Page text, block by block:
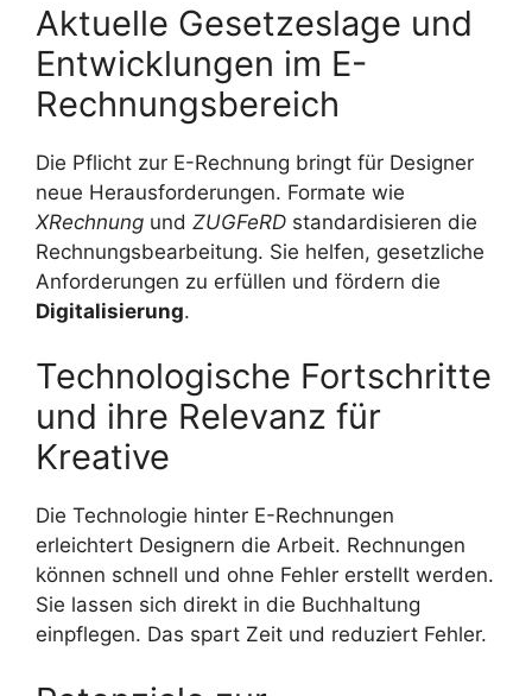
Aktuelle Gesetzeslage und
Entwicklungen im E-
Rechnungsbereich
Die Pflicht zur E-Rechnung bringt für Designer
neue Herausforderungen. Formate wie
XRechnung und ZUGFeRD standardisieren die
Rechnungsbearbeitung. Sie helfen, gesetzliche
Anforderungen zu erfüllen und fördern die
Digitalisierung.
Technologische Fortschritte
und ihre Relevanz für
Kreative
Die Technologie hinter E-Rechnungen
erleichtert Designern die Arbeit. Rechnungen
können schnell und ohne Fehler erstellt werden.
Sie lassen sich direkt in die Buchhaltung
einpflegen. Das spart Zeit und reduziert Fehler.